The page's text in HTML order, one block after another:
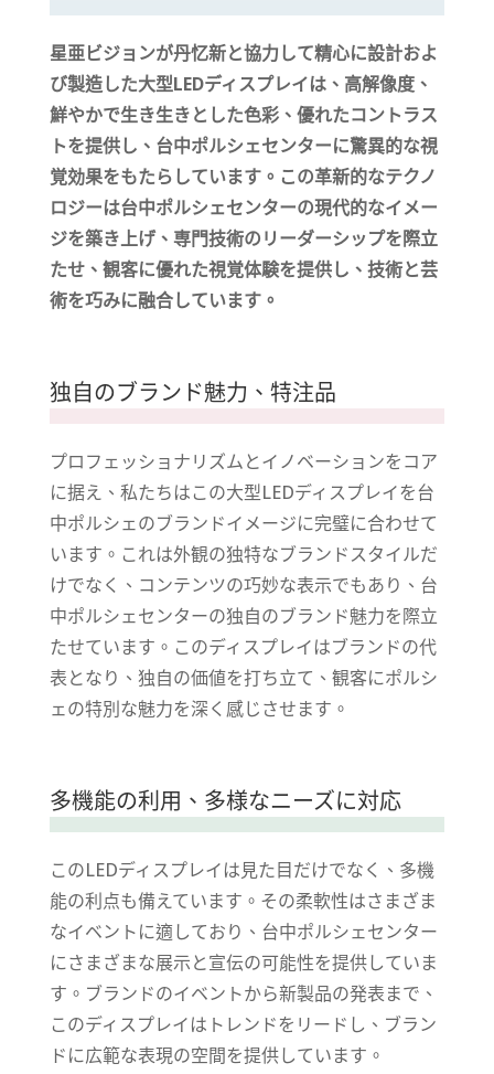
星亜ビジョンが丹忆新と協力して精心に設計およ
び製造した大型LEDディスプレイは、高解像度、
鮮やかで生き生きとした色彩、優れたコントラス
トを提供し、台中ポルシェセンターに驚異的な視
覚効果をもたらしています。この革新的なテクノ
ロジーは台中ポルシェセンターの現代的なイメー
ジを築き上げ、専門技術のリーダーシップを際立
たせ、観客に優れた視覚体験を提供し、技術と芸
術を巧みに融合しています。
独自のブランド魅力、特注品
プロフェッショナリズムとイノベーションをコア
に据え、私たちはこの大型LEDディスプレイを台
中ポルシェのブランドイメージに完璧に合わせて
います。これは外観の独特なブランドスタイルだ
けでなく、コンテンツの巧妙な表示でもあり、台
中ポルシェセンターの独自のブランド魅力を際立
たせています。このディスプレイはブランドの代
表となり、独自の価値を打ち立て、観客にポルシ
ェの特別な魅力を深く感じさせます。
多機能の利用、多様なニーズに対応
このLEDディスプレイは見た目だけでなく、多機
能の利点も備えています。その柔軟性はさまざま
なイベントに適しており、台中ポルシェセンター
にさまざまな展示と宣伝の可能性を提供していま
す。ブランドのイベントから新製品の発表まで、
このディスプレイはトレンドをリードし、ブラン
ドに広範な表現の空間を提供しています。